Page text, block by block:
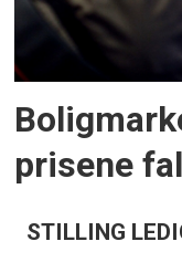
prisene
STILLING